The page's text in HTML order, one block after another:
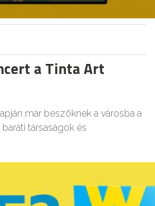
a Tinta Art
már beszöknek a városba a
társaságok és